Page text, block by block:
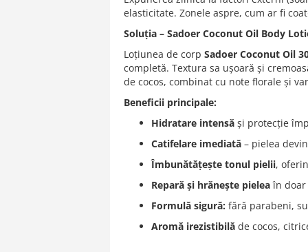
the
images
elasticitate. Zonele aspre, cum ar fi
Soluția – Sadoer Coconut Oil Body
Loțiunea de corp Sadoer Coconut Oil
completă. Textura sa ușoară și
de cocos, combinat cu note florale și
Beneficii principale:
Hidratare intensă și protecție
Catifelare imediată – pielea
Îmbunătățește tonul pielii,
Repară și hrănește pieleaîn doar
Formulă sigură: fără parabeni,
Aromă irezistibilă de cocos,